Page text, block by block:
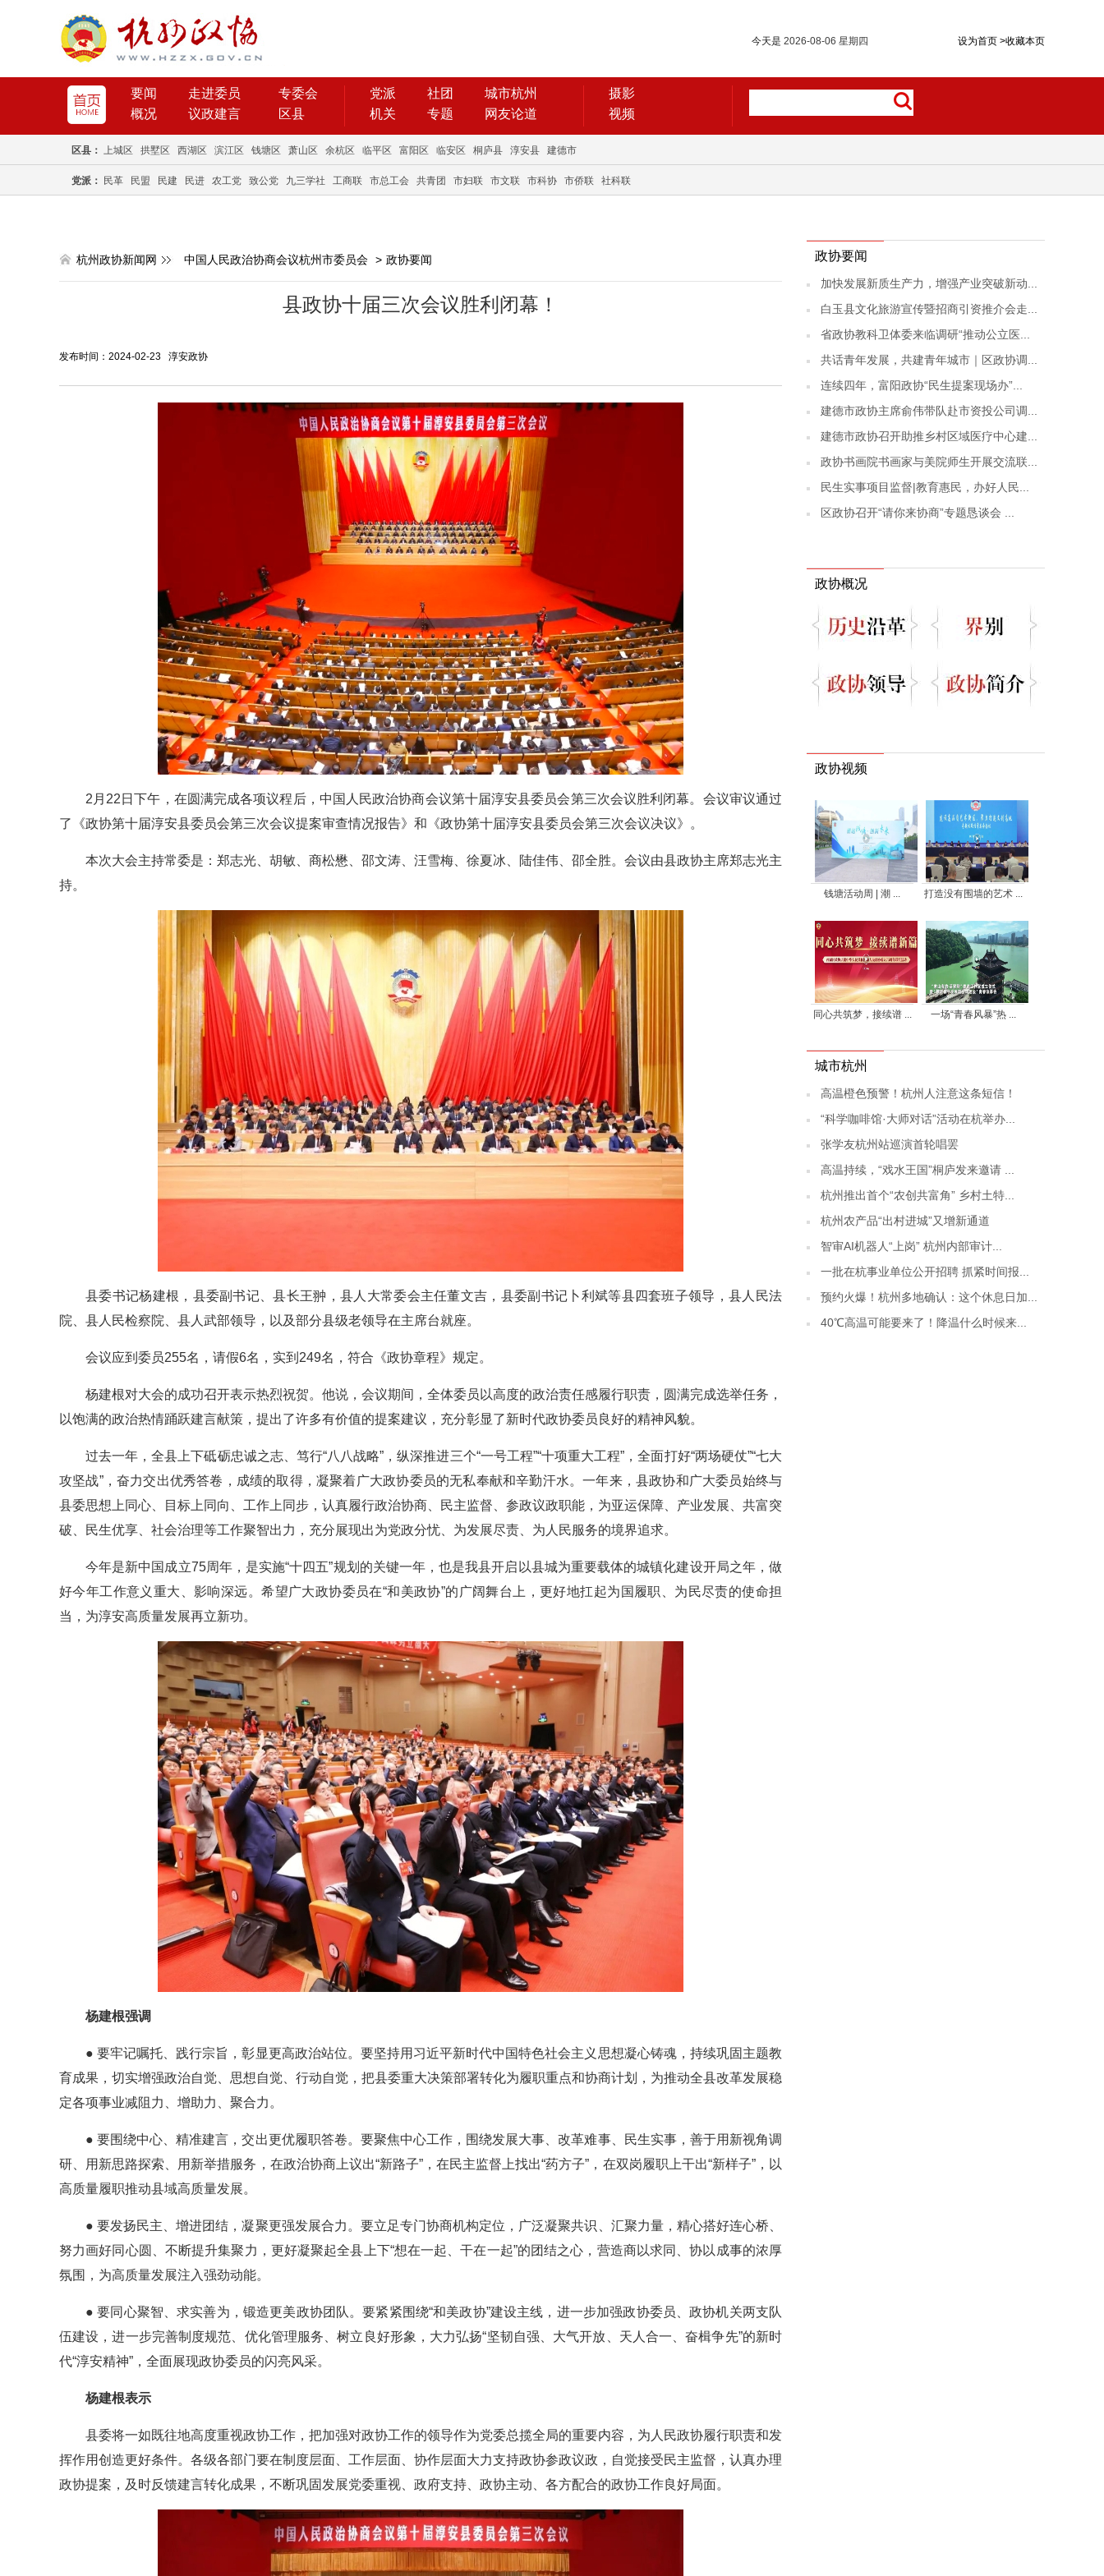
设为首页 >收藏本页
今天是 2026-08-06 星期四
要闻 走进委员
专委会
概况
议政建言 区县
党派 社团
城市杭州
机关
专题 网友论道
摄影
视频
区县： 上城区 拱墅区 西湖区 滨江区 钱塘区 萧山区 余杭区 临平区 富阳区 临安区 桐庐县 淳安县 建德市
党派： 民革 民盟 民建 民进 农工党 致公党 九三学社 工商联 市总工会 共青团 市妇联 市文联 市科协 市侨联 社科联
杭州政协新闻网 中国人民政治协商会议杭州市委员会 > 政协要闻
县政协十届三次会议胜利闭幕！
发布时间：2024-02-23 淳安政协
2月22日下午，在圆满完成各项议程后，中国人民政治协商会议第十届淳安县委员会第三次会议胜利闭幕。会议审议通过
了《政协第十届淳安县委员会第三次会议提案审查情况报告》和《政协第十届淳安县委员会第三次会议决议》。
本次大会主持常委是：郑志光、胡敏、商松懋、邵文涛、汪雪梅、徐夏冰、陆佳伟、邵全胜。会议由县政协主席郑志光主
持。
县委书记杨建根，县委副书记、县长王翀，县人大常委会主任董文吉，县委副书记卜利斌等县四套班子领导，县人民法
院、县人民检察院、县人武部领导，以及部分县级老领导在主席台就座。
会议应到委员255名，请假6名，实到249名，符合《政协章程》规定。
杨建根对大会的成功召开表示热烈祝贺。他说，会议期间，全体委员以高度的政治责任感履行职责，圆满完成选举任务，
以饱满的政治热情踊跃建言献策，提出了许多有价值的提案建议，充分彰显了新时代政协委员良好的精神风貌。
过去一年，全县上下砥砺忠诚之志、笃行“八八战略”，纵深推进三个“一号工程”“十项重大工程”，全面打好“两场硬仗”“七大
攻坚战”，奋力交出优秀答卷，成绩的取得，凝聚着广大政协委员的无私奉献和辛勤汗水。一年来，县政协和广大委员始终与
县委思想上同心、目标上同向、工作上同步，认真履行政治协商、民主监督、参政议政职能，为亚运保障、产业发展、共富突
破、民生优享、社会治理等工作聚智出力，充分展现出为党政分忧、为发展尽责、为人民服务的境界追求。
今年是新中国成立75周年，是实施“十四五”规划的关键一年，也是我县开启以县城为重要载体的城镇化建设开局之年，做
好今年工作意义重大、影响深远。希望广大政协委员在“和美政协”的广阔舞台上，更好地扛起为国履职、为民尽责的使命担
当，为淳安高质量发展再立新功。
杨建根强调
● 要牢记嘱托、践行宗旨，彰显更高政治站位。要坚持用习近平新时代中国特色社会主义思想凝心铸魂，持续巩固主题教
育成果，切实增强政治自觉、思想自觉、行动自觉，把县委重大决策部署转化为履职重点和协商计划，为推动全县改革发展稳
定各项事业减阻力、增助力、聚合力。
● 要围绕中心、精准建言，交出更优履职答卷。要聚焦中心工作，围绕发展大事、改革难事、民生实事，善于用新视角调
研、用新思路探索、用新举措服务，在政治协商上议出“新路子”，在民主监督上找出“药方子”，在双岗履职上干出“新样子”，以
高质量履职推动县域高质量发展。
● 要发扬民主、增进团结，凝聚更强发展合力。要立足专门协商机构定位，广泛凝聚共识、汇聚力量，精心搭好连心桥、
努力画好同心圆、不断提升集聚力，更好凝聚起全县上下“想在一起、干在一起”的团结之心，营造商以求同、协以成事的浓厚
氛围，为高质量发展注入强劲动能。
● 要同心聚智、求实善为，锻造更美政协团队。要紧紧围绕“和美政协”建设主线，进一步加强政协委员、政协机关两支队
伍建设，进一步完善制度规范、优化管理服务、树立良好形象，大力弘扬“坚韧自强、大气开放、天人合一、奋楫争先”的新时
代“淳安精神”，全面展现政协委员的闪亮风采。
杨建根表示
县委将一如既往地高度重视政协工作，把加强对政协工作的领导作为党委总揽全局的重要内容，为人民政协履行职责和发
挥作用创造更好条件。各级各部门要在制度层面、工作层面、协作层面大力支持政协参政议政，自觉接受民主监督，认真办理
政协提案，及时反馈建言转化成果，不断巩固发展党委重视、政府支持、政协主动、各方配合的政协工作良好局面。
政协要闻
加快发展新质生产力，增强产业突破新动...
白玉县文化旅游宣传暨招商引资推介会走...
省政协教科卫体委来临调研“推动公立医...
共话青年发展，共建青年城市｜区政协调...
连续四年，富阳政协“民生提案现场办”...
建德市政协主席俞伟带队赴市资投公司调...
建德市政协召开助推乡村区域医疗中心建...
政协书画院书画家与美院师生开展交流联...
民生实事项目监督|教育惠民，办好人民...
区政协召开“请你来协商”专题恳谈会 ...
政协概况
政协视频
钱塘活动周 | 潮 ... 打造没有围墙的艺术 ...
同心共筑梦，接续谱 ... 一场“青春风暴”热 ...
城市杭州
高温橙色预警！杭州人注意这条短信！
“科学咖啡馆·大师对话”活动在杭举办...
张学友杭州站巡演首轮唱罢
高温持续，“戏水王国”桐庐发来邀请 ...
杭州推出首个“农创共富角” 乡村土特...
杭州农产品“出村进城”又增新通道
智审AI机器人“上岗” 杭州内部审计...
一批在杭事业单位公开招聘 抓紧时间报...
预约火爆！杭州多地确认：这个休息日加...
40℃高温可能要来了！降温什么时候来...